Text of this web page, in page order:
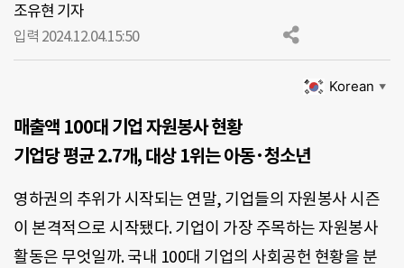
조유현 기자
입력 2024.12.04.15:50
Korean ▼
매출액 100대 기업 자원봉사 현황
기업당 평균 2.7개, 대상 1위는 아동·청소년
영하권의 추위가 시작되는 연말, 기업들의 자원봉사 시즌
이 본격적으로 시작됐다. 기업이 가장 주목하는 자원봉사
활동은 무엇일까. 국내 100대 기업의 사회공헌 현황을 분